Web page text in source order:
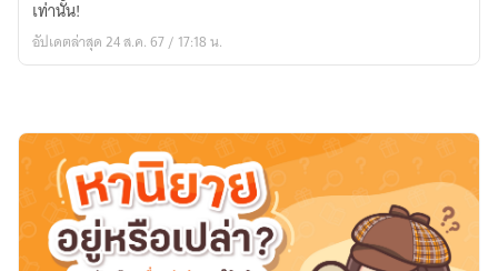
น้อง
ชาย
ปัจจุบัน
อนาคต)มีe-
book
เท่านั้น!
อัปเดตล่าสุด 24 ส.ค. 67 / 17:18 น.